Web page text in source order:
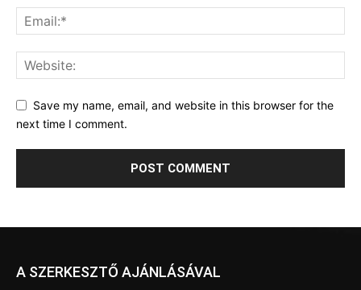
Save my name, email, and website in this browser for the
next time I comment.
A SZERKESZTŐ AJÁNLÁSÁVAL